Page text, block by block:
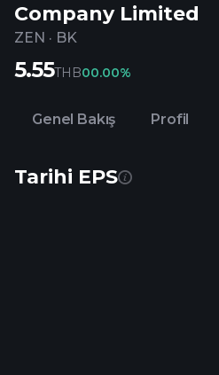
Company Limited
ZEN · BK
5.55THB00.00%
Genel Bakış Profil
Tarihi EPS